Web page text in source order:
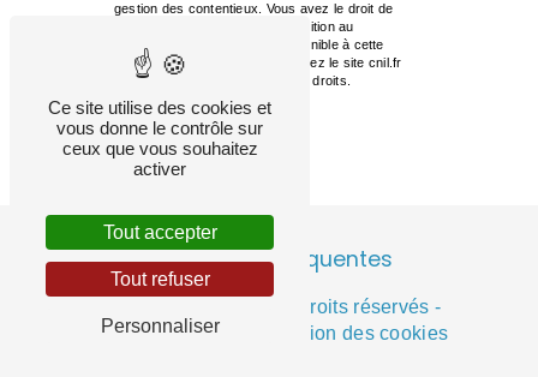
gestion des contentieux. Vous avez le droit de
vous inscrire sur la liste d'opposition au
démarchage téléphonique, disponible à cette
adresse:Bloctel.gouv.fr
. Consultez le site cnil.fr
pour plus d’informations sur vos droits.
Recherches fréquentes
- 2026 - Tous droits réservés -
Mentions légales
Gestion des cookies
Ce site utilise des cookies et
vous donne le contrôle sur
ceux que vous souhaitez
activer
Tout accepter
Tout refuser
Personnaliser